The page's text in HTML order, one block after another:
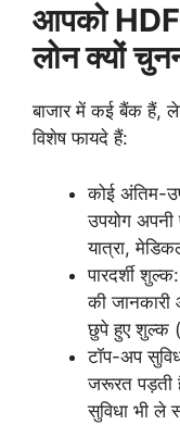
आपको
लोन क्यों
बाजार में कई बैंक
विशेष फायदे हैं:
कोई अंतिम-
उपयोग अपनी
यात्रा,
पारदर्शी
की
छुपे हुए शुल्क
टॉप-अप
जरूरत पड़ती
सुविधा भी ले